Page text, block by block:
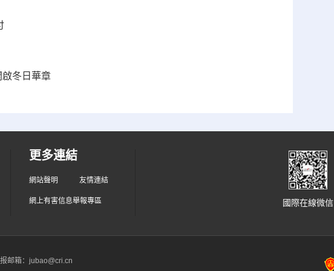
啟冬日華章
更多連結
網站聲明 友情連結
網上有害信息舉報專區 國際在線微信
邮箱：jubao@cri.cn